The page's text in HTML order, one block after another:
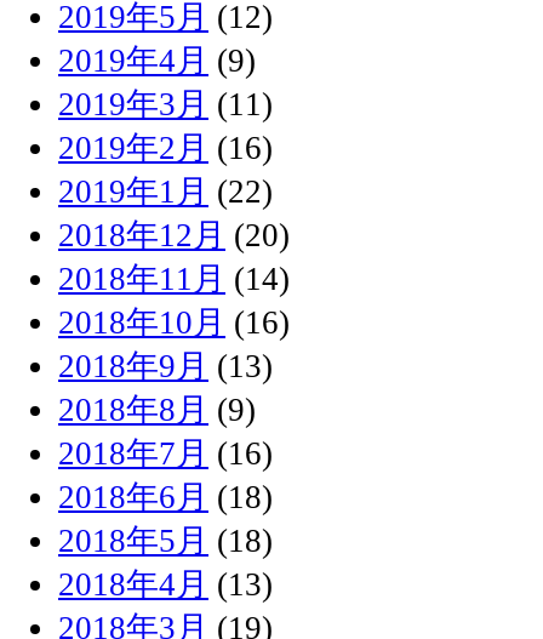
2019年5月 (12)
2019年4月 (9)
2019年3月 (11)
2019年2月 (16)
2019年1月 (22)
2018年12月 (20)
2018年11月 (14)
2018年10月 (16)
2018年9月 (13)
2018年8月 (9)
2018年7月 (16)
2018年6月 (18)
2018年5月 (18)
2018年4月 (13)
2018年3月 (19)